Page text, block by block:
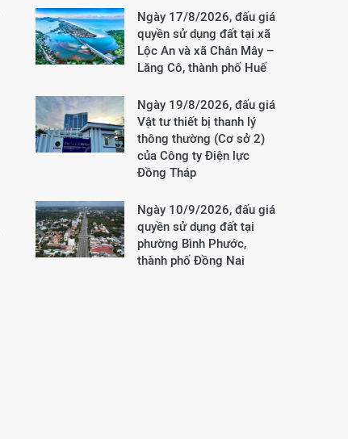
Ngày 17/8/2026, đấu giá
quyền sử dụng đất tại xã
Lộc An và xã Chân Mây –
Lăng Cô, thành phố Huế
Ngày 19/8/2026, đấu giá
Vật tư thiết bị thanh lý
thông thường (Cơ sở 2)
của Công ty Điện lực
Đồng Tháp
Ngày 10/9/2026, đấu giá
quyền sử dụng đất tại
phường Bình Phước,
thành phố Đồng Nai